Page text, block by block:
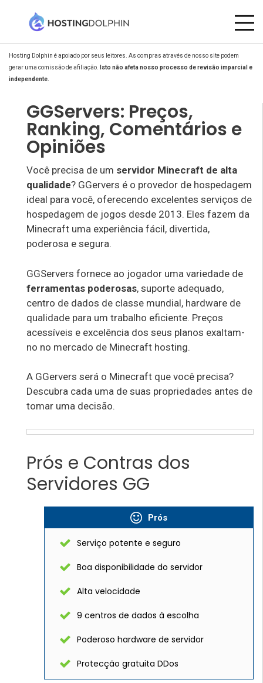
Hosting Dolphin é apoiado por seus leitores. As compras através de nosso site podem
gerar uma comissão de afiliação.
Isto não afeta nosso processo de revisão imparcial e
independente.
GGServers: Preços,
Ranking, Comentários e
Opiniões
Você precisa de um servidor Minecraft de alta
qualidade? GGervers é o provedor de hospedagem
ideal para você, oferecendo excelentes serviços de
hospedagem de jogos desde 2013. Eles fazem da
Minecraft uma experiência fácil, divertida,
poderosa e segura.
GGServers fornece ao jogador uma variedade de
ferramentas poderosas, suporte adequado,
centro de dados de classe mundial, hardware de
qualidade para um trabalho eficiente. Preços
acessíveis e excelência dos seus planos exaltam-
no no mercado de Minecraft hosting.
A GGervers será o Minecraft que você precisa?
Descubra cada uma de suas propriedades antes de
tomar uma decisão.
Prós e Contras dos
Servidores GG
Prós
Serviço potente e seguro
Boa disponibilidade do servidor
Alta velocidade
9 centros de dados à escolha
Poderoso hardware de servidor
Protecção gratuita DDos